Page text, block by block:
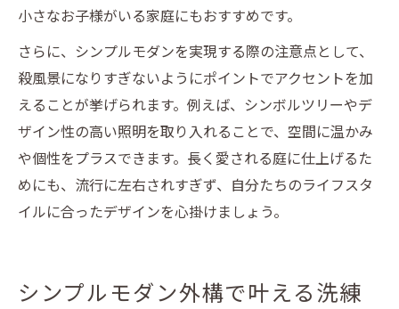
小さなお子様がいる家庭にもおすすめです。
さらに、シンプルモダンを実現する際の注意点として、
殺風景になりすぎないようにポイントでアクセントを加
えることが挙げられます。例えば、シンボルツリーやデ
ザイン性の高い照明を取り入れることで、空間に温かみ
や個性をプラスできます。長く愛される庭に仕上げるた
めにも、流行に左右されすぎず、自分たちのライフスタ
イルに合ったデザインを心掛けましょう。
シンプルモダン外構で叶える洗練